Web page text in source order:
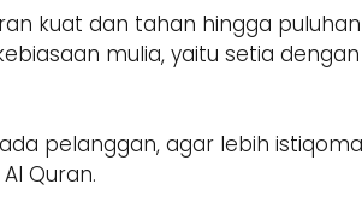
kuat dan tahan hingga
mulia, yaitu setia
pelanggan, agar lebih
Quran.